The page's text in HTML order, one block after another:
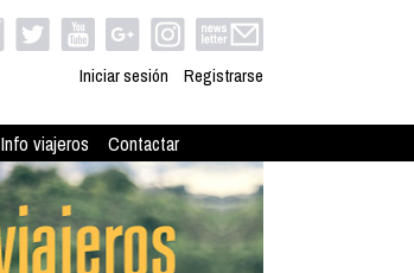
Iniciar sesión Registrarse
Info viajeros Contactar